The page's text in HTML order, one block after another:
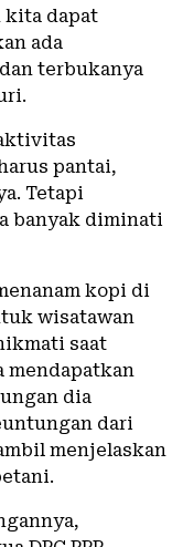
kita dapat
ada
terbukanya
pantai,
Tetapi
banyak diminati
kopi di
wisatawan
saat
mendapatkan
dia
dari
menjelaskan